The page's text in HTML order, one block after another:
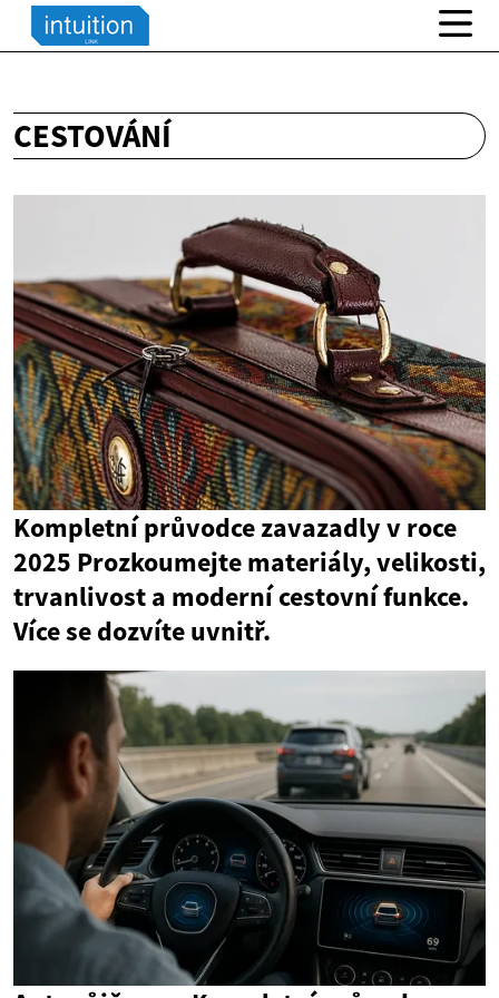
CESTOVÁNÍ
Kompletní průvodce zavazadly v roce
2025 Prozkoumejte materiály, velikosti,
trvanlivost a moderní cestovní funkce.
Více se dozvíte uvnitř.